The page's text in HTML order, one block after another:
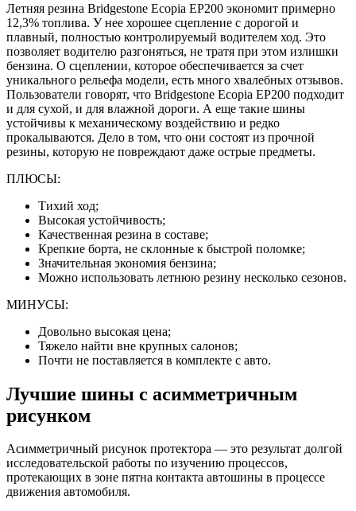
Летняя резина Bridgestone Ecopia EP200 экономит примерно
12,3% топлива. У нее хорошее сцепление с дорогой и
плавный, полностью контролируемый водителем ход. Это
позволяет водителю разгоняться, не тратя при этом излишки
бензина. О сцеплении, которое обеспечивается за счет
уникального рельефа модели, есть много хвалебных отзывов.
Пользователи говорят, что Bridgestone Ecopia EP200 подходит
и для сухой, и для влажной дороги. А еще такие шины
устойчивы к механическому воздействию и редко
прокалываются. Дело в том, что они состоят из прочной
резины, которую не повреждают даже острые предметы.
ПЛЮСЫ:
Тихий ход;
Высокая устойчивость;
Качественная резина в составе;
Крепкие борта, не склонные к быстрой поломке;
Значительная экономия бензина;
Можно использовать летнюю резину несколько сезонов.
МИНУСЫ:
Довольно высокая цена;
Тяжело найти вне крупных салонов;
Почти не поставляется в комплекте с авто.
Лучшие шины с асимметричным
рисунком
Асимметричный рисунок протектора — это результат долгой
исследовательской работы по изучению процессов,
протекающих в зоне пятна контакта автошины в процессе
движения автомобиля.